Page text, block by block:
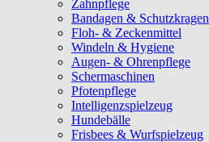
Zahnpflege
Bandagen & Schutzkragen
Floh- & Zeckenmittel
Windeln & Hygiene
Augen- & Ohrenpflege
Schermaschinen
Pfotenpflege
Intelligenzspielzeug
Hundebälle
Frisbees & Wurfspielzeug